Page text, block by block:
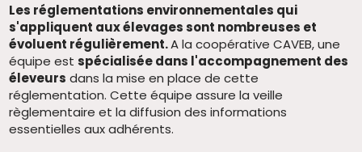
Les réglementations environnementales qui
s'appliquent aux élevages sont nombreuses et
évoluent régulièrement.A la coopérative CAVEB, une
équipe estspécialisée dans l'accompagnement des
éleveurs dans la mise en place de cette
réglementation. Cette équipe assure la veille
règlementaire et la diffusion des informations
essentielles aux adhérents.